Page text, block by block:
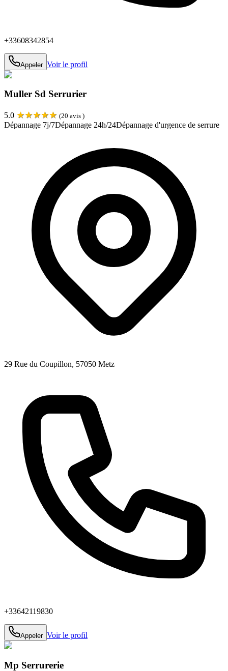
+33608342854
Appeler Voir le profil
Muller Sd Serrurier
5.0 ★★★★★ (20 avis )
Dépannage 7j/7Dépannage 24h/24Dépannage d'urgence de serrure
29 Rue du Coupillon, 57050 Metz
+33642119830
Appeler Voir le profil
Mp Serrurerie